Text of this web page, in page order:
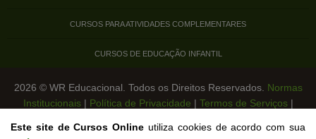
CURSOS PARA ATIVIDADES COMPLEMENTARES
CURSOS DE EDUCAÇÃO INFANTIL
2026 © WR Educacional. Todos os Direitos Reservados. Normas
Institucionais| Política de Privacidade | Termos de Serviços|
Este site de Cursos Online utiliza cookies de acordo com sua